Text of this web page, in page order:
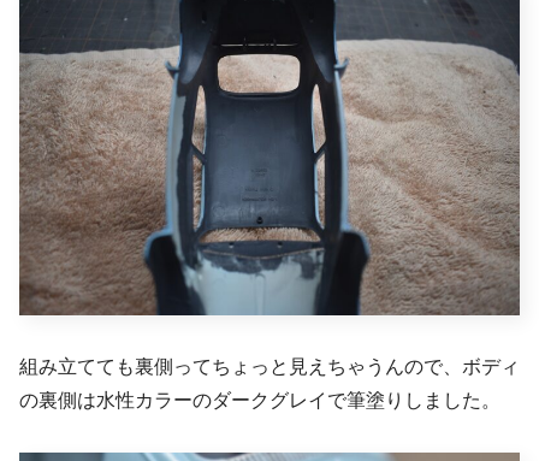
組み立てても裏側ってちょっと見えちゃうんので、ボディ
の裏側は水性カラーのダークグレイで筆塗りしました。